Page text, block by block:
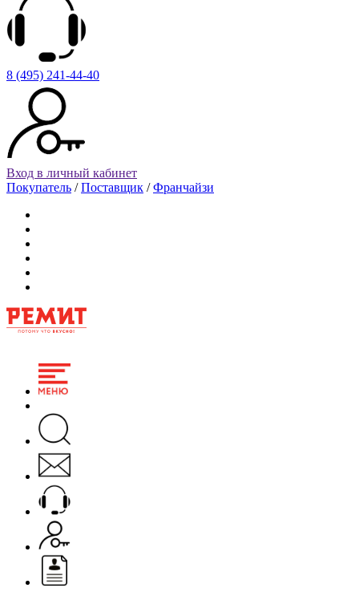
8 (495) 241-44-40
Вход в личный кабинет
Покупатель /Поставщик /Франчайзи